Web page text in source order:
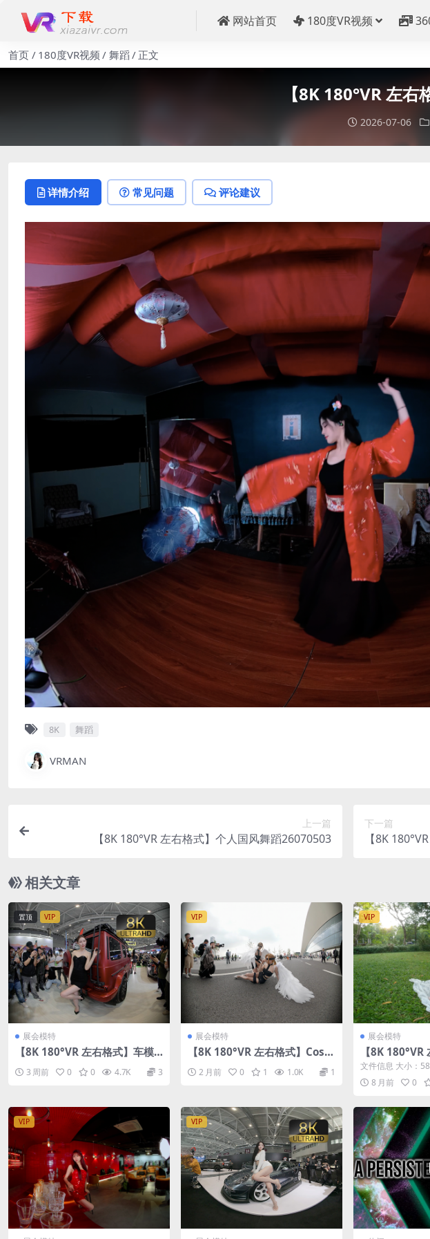
网站首页 180度VR视频
首页 180度VR视频 舞蹈 正文
【8K 180°VR 左
2026-07-06
详情介绍 常见问题 评论建议
8K 舞蹈
VRMAN
上一篇
【8K 180°VR 左右格式】个人国风舞蹈26070503
下一篇
【8K
相关文章
置顶 VIP
展会模特
【8K 180°VR 左右格式】车模
敏敏深圳九州改装车展2025
3 周前 0 0 4.7K 3
VIP
展会模特
【8K 180°VR 左右格式】Cospl
ay女神异闻录5
2 月前 0 1 1.0K 1
VIP
展会模特
【8K
he fairy in
文件信息 大小：
（180°3D左右格
8 月前 0
VIP VIP